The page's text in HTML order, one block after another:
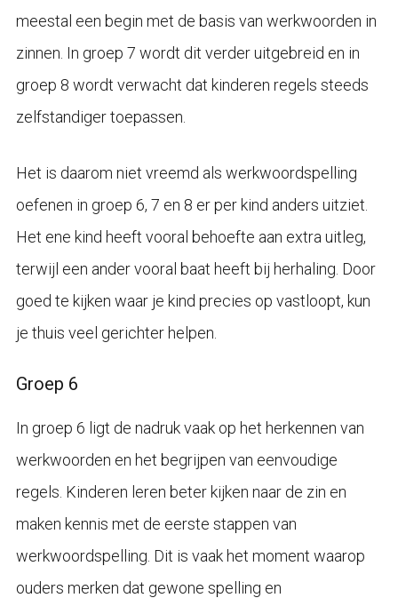
meestal een begin met de basis van werkwoorden in
zinnen. In groep 7 wordt dit verder uitgebreid en in
groep 8 wordt verwacht dat kinderen regels steeds
zelfstandiger toepassen.
Het is daarom niet vreemd als werkwoordspelling
oefenen in groep 6, 7 en 8 er per kind anders uitziet.
Het ene kind heeft vooral behoefte aan extra uitleg,
terwijl een ander vooral baat heeft bij herhaling. Door
goed te kijken waar je kind precies op vastloopt, kun
je thuis veel gerichter helpen.
Groep 6
In groep 6 ligt de nadruk vaak op het herkennen van
werkwoorden en het begrijpen van eenvoudige
regels. Kinderen leren beter kijken naar de zin en
maken kennis met de eerste stappen van
werkwoordspelling. Dit is vaak het moment waarop
ouders merken dat gewone spelling en